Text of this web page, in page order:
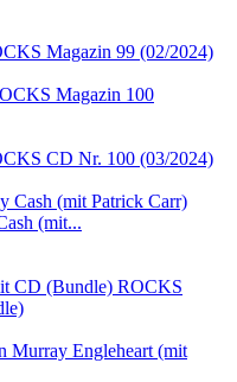
Magazin 99 (02/2024)
Magazin 100
CD Nr. 100 (03/2024)
(mit...
ROCKS